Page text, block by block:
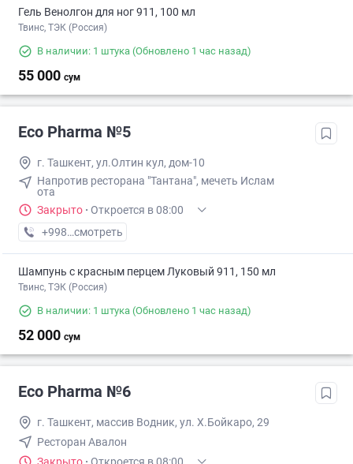
Гель Венолгон для ног 911, 100 мл
Твинс, ТЭК (Россия)
В наличии: 1 штука (Обновлено 1 час назад)
55 000 сум
Eco Pharma №5
г. Ташкент, ул.Олтин кул, дом-10
Напротив ресторана "Тантана", мечеть Ислам
ота
Закрыто · Откроется в 08:00
+998 (55) XXX-XX-XX
смотреть
Шампунь с красным перцем Луковый 911, 150 мл
Твинс, ТЭК (Россия)
В наличии: 1 штука (Обновлено 1 час назад)
52 000 сум
Eco Pharma №6
г. Ташкент, массив Водник, ул. Х.Бойкаро, 29
Ресторан Авалон